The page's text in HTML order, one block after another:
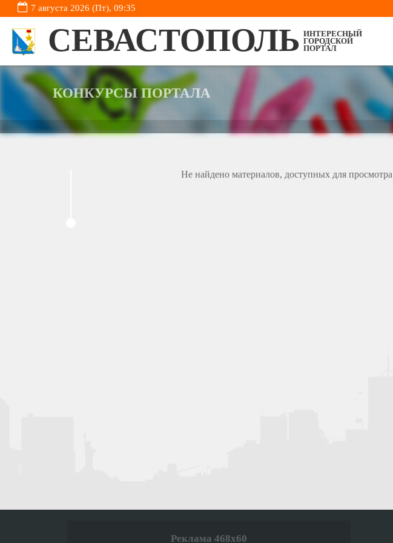
7 августа 2026 (Пт), 09:35
СЕВАСТОПОЛЬ ИНТЕРЕСНЫЙ
ГОРОДСКОЙ
ПОРТАЛ
КОНКУРСЫ ПОРТАЛА
Не найдено материалов, доступных для просмотра
Реклама 468x60